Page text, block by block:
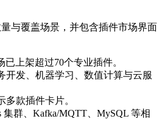
与覆盖场景，并包含插件市场界面
上架超过70个专业插件。
开发、机器学习、数值计算与云服
多款插件卡片。
集群、Kafka/MQTT、MySQL 等相